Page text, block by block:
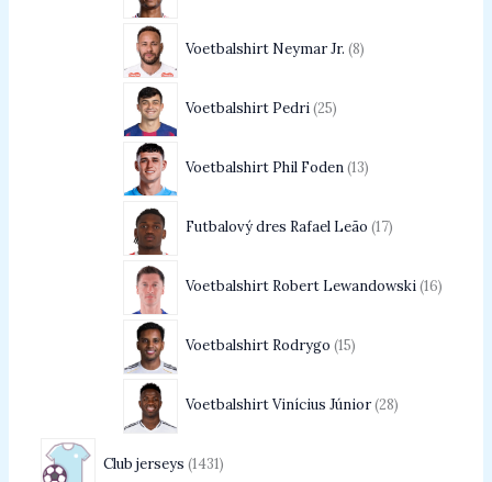
Voetbalshirt Neymar Jr. 8
Voetbalshirt Pedri 25
Voetbalshirt Phil Foden 13
Futbalový dres Rafael Leão 17
Voetbalshirt Robert Lewandowski 16
Voetbalshirt Rodrygo 15
Voetbalshirt Vinícius Júnior 28
Club jerseys 1431